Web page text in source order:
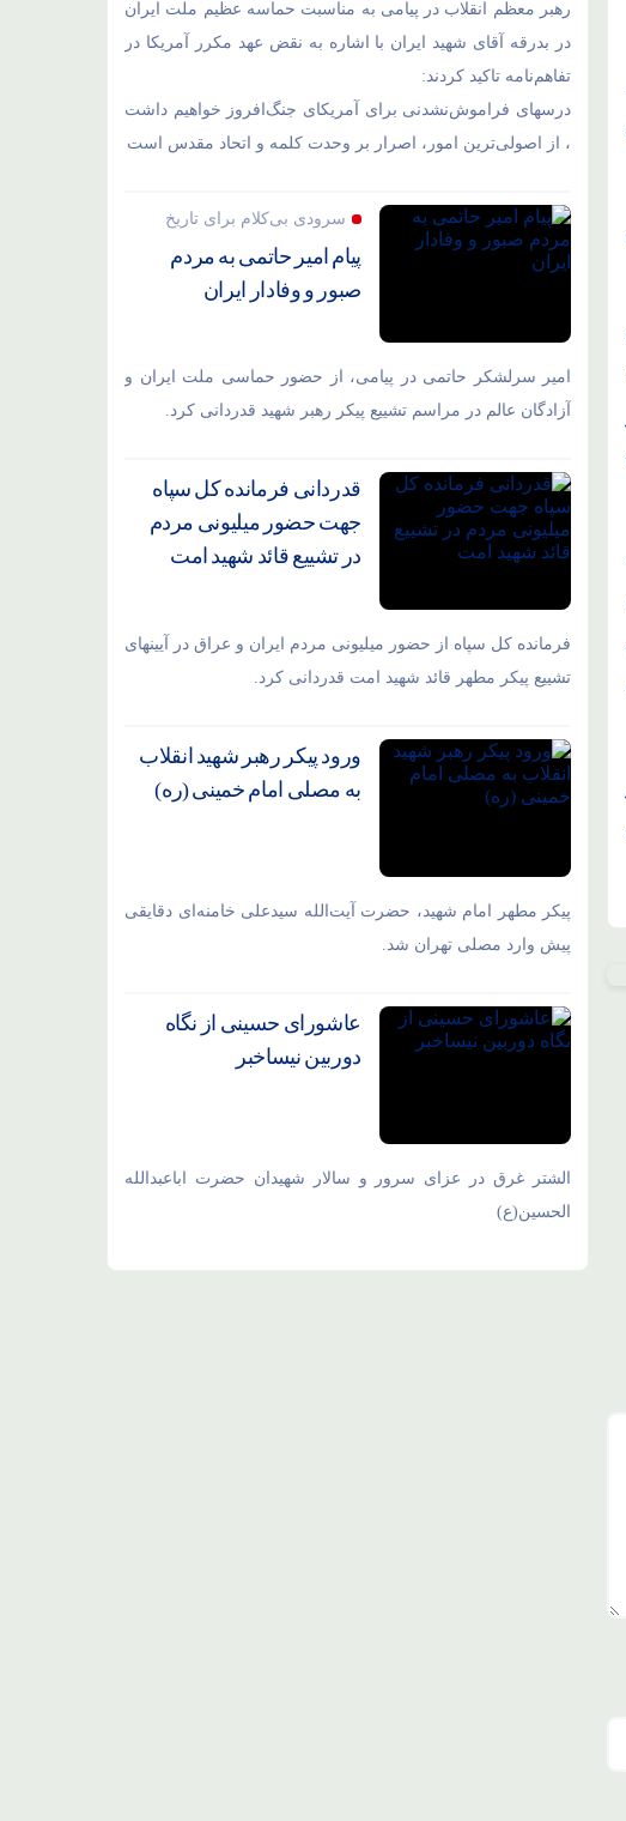
رهبر معظم انقلاب در پیامی به مناسبت حماسه عظیم ملت ایران
در بدرقه آقای شهید ایران با اشاره به نقض عهد مکرر آمریکا در
تفاهم‌نامه تاکید کردند:
درسهای فراموش‌نشدنی برای آمریکای جنگ‌افروز خواهیم داشت
، از اصولی‌ترین امور، اصرار بر وحدت کلمه و اتحاد مقدس است
سرودی بی‌کلام برای تاریخ
پیام امیر حاتمی به مردم
صبور و وفادار ایران
امیر سرلشکر حاتمی در پیامی، از حضور حماسی ملت ایران و
آزادگان عالم در مراسم تشییع پیکر رهبر شهید قدردانی کرد.
قدردانی فرمانده کل سپاه
جهت حضور میلیونی مردم
در تشییع قائد شهید امت
فرمانده کل سپاه از حضور میلیونی مردم ایران و عراق در آیینهای
تشییع پیکر مطهر قائد شهید امت قدردانی کرد.
ورود پیکر رهبر شهید انقلاب
به مصلی امام خمینی (ره)
پیکر مطهر امام شهید،‌ حضرت آیت‌الله سیدعلی خامنه‌ای دقایقی
پیش وارد مصلی تهران شد.
عاشورای حسینی از نگاه
دوربین نیساخبر
الشتر غرق در عزای سرور و سالار شهیدان حضرت اباعبدالله
الحسین(ع)